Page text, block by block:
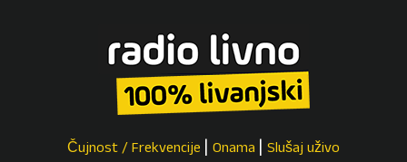
Čujnost / Frekvencije Onama Slušaj uživo